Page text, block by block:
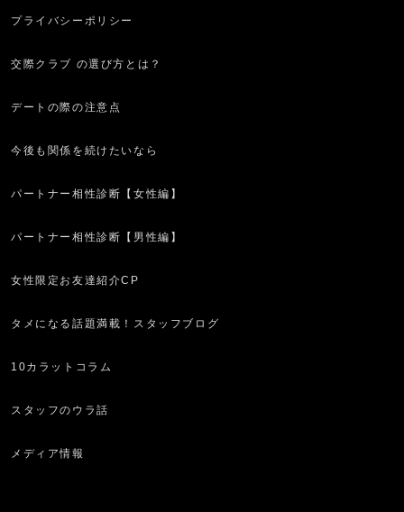
プライバシーポリシー
交際クラブ の選び方とは？
デートの際の注意点
今後も関係を続けたいなら
パートナー相性診断【女性編】
パートナー相性診断【男性編】
女性限定お友達紹介CP
タメになる話題満載！スタッフブログ
10カラットコラム
スタッフのウラ話
メディア情報